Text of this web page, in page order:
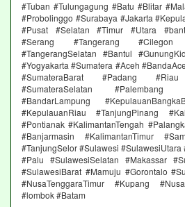
#Tuban #Tulungagung #Batu #Blitar
#Probolinggo #Surabaya #Jakarta
#Pusat #Selatan #Timur #Utara
#Serang #Tangerang #Cilegon
#TangerangSelatan #Bantul
#Yogyakarta #Sumatera #Aceh
#SumateraBarat #Padang
#SumateraSelatan #Palembang
#BandarLampung
#KepulauanRiau #TanjungPinang
#Pontianak #KalimantanTengah
#Banjarmasin #KalimantanTimur
#TanjungSelor #Sulawesi
#Palu #SulawesiSelatan #Makassar
#SulawesiBarat #Mamuju #Gorontalo
#NusaTenggaraTimur #Kupang
#lombok #Batam